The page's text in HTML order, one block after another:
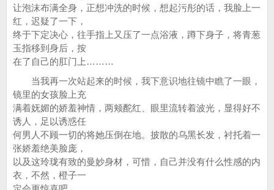
让泡沫布满全身，正想冲洗的时候，想起污彤的话，我脸上一
红，迟疑了一下，
终于下定决心，往手指上又压了一点浴液，蹲下身子，将青葱
玉指移到身后，按
在了自己的肛门上………
当我再一次站起来的时候，我下意识地往镜中瞧了一眼，
镜里的女孩脸上充
满着妩媚的娇羞神情，两颊酡红、眼里流转着波光，显得好不
诱人，足以诱惑任
何男人不顾一切的将她压倒在地。披散的乌黑长发，衬托着一
张娇羞绝美脸庞，
以及这玲珑有致的曼妙身材，可惜，自己并没有什么性感的内
衣，不然，橙子一